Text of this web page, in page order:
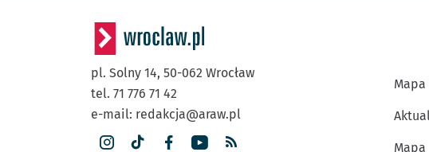
pl. Solny 14, 50-062 Wrocław
tel. 71 776 71 42
e-mail: redakcja@araw.pl
Mapa